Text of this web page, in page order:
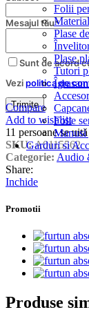
Folii
Plase
Plase
Tutori
Folie
Manusi
Garduri si
Mesajul tău*
Sunt de acord
Vezipolitica de
Trimite
Compare
Add to wishlist
11 persoane se
SKU:A0115562
Categorie: Audio
Share:
Inchide
Promotii
Produse